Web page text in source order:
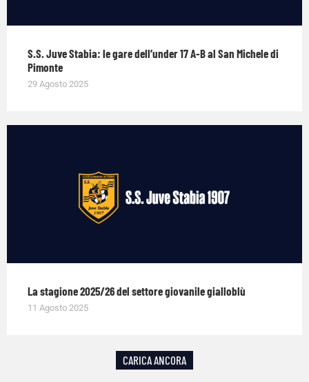
S.S. Juve Stabia: le gare dell’under 17 A-B al San Michele di
Pimonte
29 Agosto 2025
La stagione 2025/26 del settore giovanile gialloblù
11 Agosto 2025
CARICA ANCORA